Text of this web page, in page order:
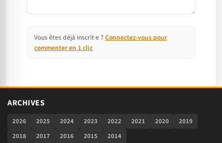
Vous êtes déjà inscrit·e ? Connectez-vous pour
commenter en 1 clic
ARCHIVES
2026 2025 2024 2023 2022 2021 2020
2019
2018
2017 2016 2015 2014